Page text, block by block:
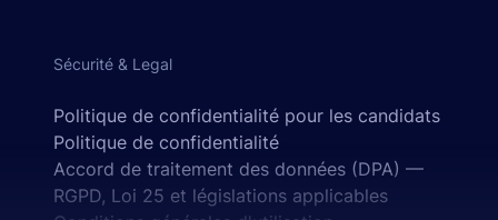
Sécurité & Legal
Politique de confidentialité pour les candidats
Politique de confidentialité
Accord de traitement des données (DPA) —
RGPD, Loi 25 et législations applicables